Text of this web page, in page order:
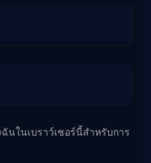
นในเบราว์เซอร์นี้สำหรับการ